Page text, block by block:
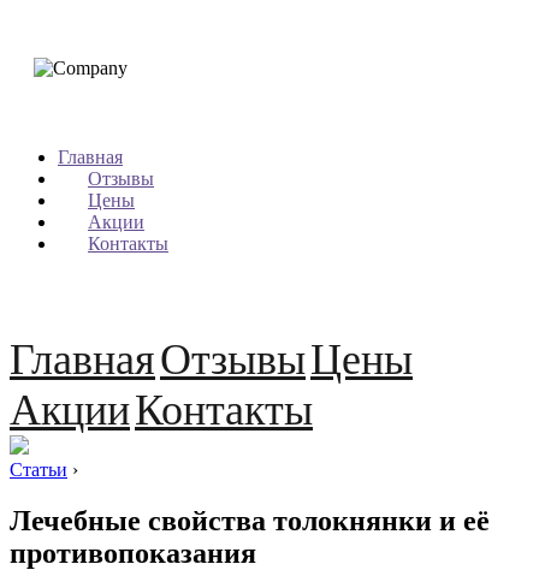
Главная
Отзывы
Цены
Акции
Контакты
ГлавнаяОтзывыЦены
АкцииКонтакты
Статьи ›
Лечебные свойства толокнянки и её
противопоказания